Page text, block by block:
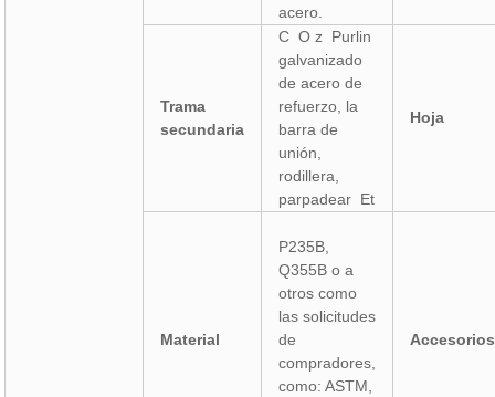
acero.
Trama
secundaria
C O z Purlin
galvanizado
de acero de
refuerzo, la
barra de
unión,
rodillera,
parpadear Et
Hoja
Material
P235B,
Q355B o a
otros como
las solicitudes
de
compradores,
como: ASTM,
Accesorios